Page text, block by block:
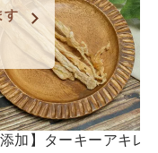
す
添加】ターキーアキレ